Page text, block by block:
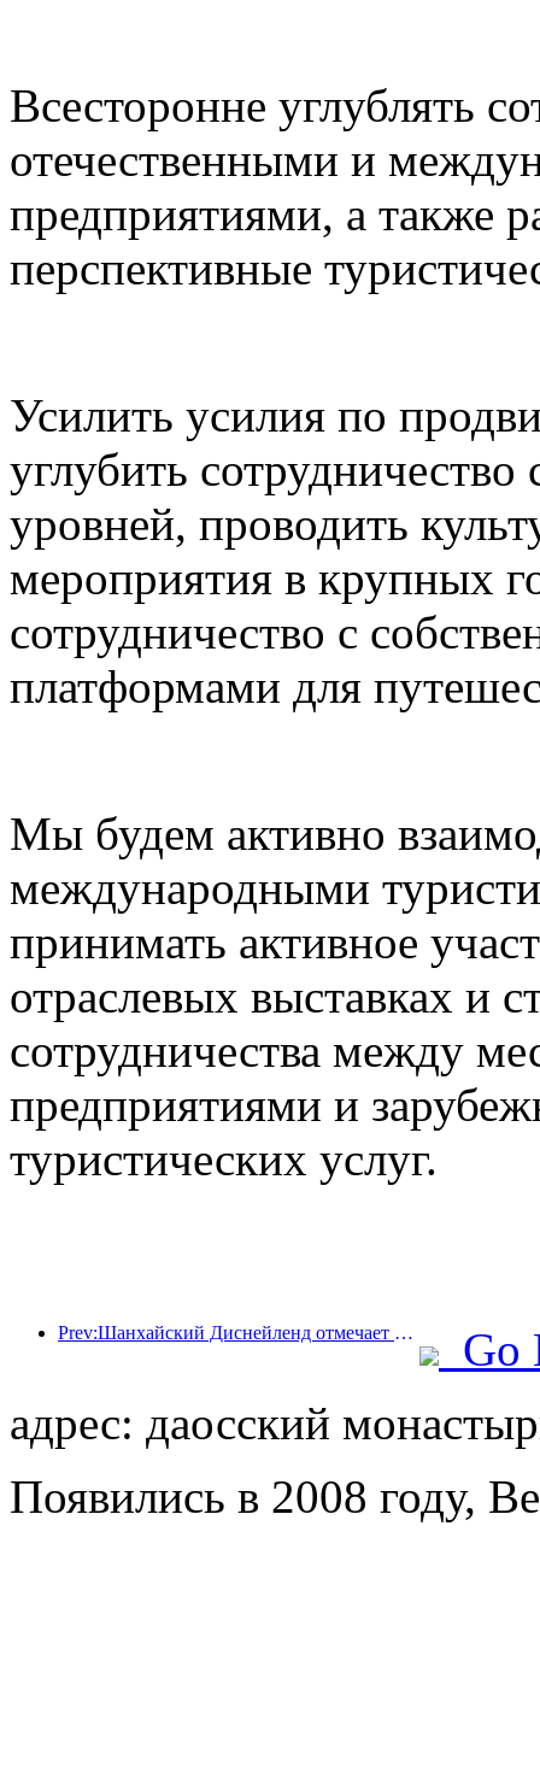
Всесторонне углублять
отечественными и
предприятиями, а также
перспективные
Усилить усилия по
углубить
уровней, проводить
мероприятия в крупных
сотрудничество с
платформами для
Мы будем активно
международными
принимать активное
отраслевых выставках и
сотрудничества между
предприятиями и
туристических услуг.
Prev:Шанхайский Диснейленд отмечает свою 10-летнюю годовщину, приняв на сегодняшний день более 100 миллионов посетителей.
Go
адрес: даосский
Появились в 2008 году,